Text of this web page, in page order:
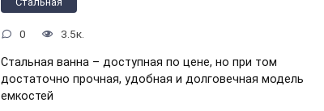
0 3.5к.
Стальная ванна – доступная по цене, но при том
достаточно прочная, удобная и долговечная модель
емкостей